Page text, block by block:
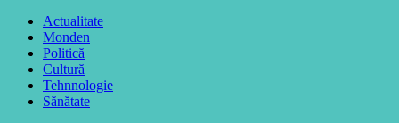
Actualitate
Monden
Politică
Cultură
Tehnnologie
Sănătate